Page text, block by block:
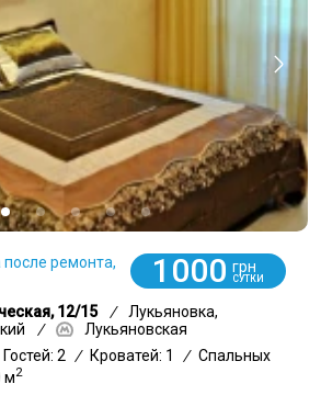
после ремонта,
1000 грн
СУТКИ
12/15 /
Лукьяновка,
/
Лукьяновская
Гостей: 2 / Кроватей: 1 / Спальных
м2